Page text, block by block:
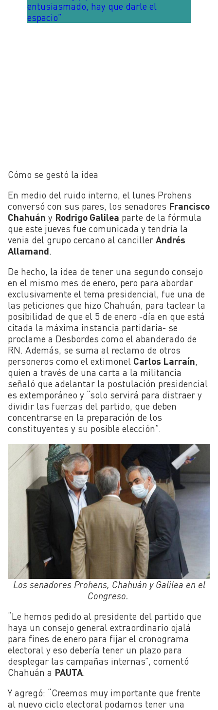
entusiasmado, hay que darle el
espacio”
Cómo se gestó la idea
En medio del ruido interno, el lunes Prohens
conversó con sus pares, los senadores Francisco
Chahuán y Rodrigo Galilea parte de la fórmula
que este jueves fue comunicada y tendría la
venia del grupo cercano al canciller Andrés
Allamand.
De hecho, la idea de tener una segundo consejo
en el mismo mes de enero, pero para abordar
exclusivamente el tema presidencial, fue una de
las peticiones que hizo Chahuán, para taclear la
posibilidad de que el 5 de enero -día en que está
citada la máxima instancia partidaria- se
proclame a Desbordes como el abanderado de
RN. Además, se suma al reclamo de otros
personeros como el extimonel Carlos Larraín,
quien a través de una carta a la militancia
señaló que adelantar la postulación presidencial
es extemporáneo y “solo servirá para distraer y
dividir las fuerzas del partido, que deben
concentrarse en la preparación de los
constituyentes y su posible elección”.
Los senadores Prohens, Chahuán y Galilea en el
Congreso.
“Le hemos pedido al presidente del partido que
haya un consejo general extraordinario ojalá
para fines de enero para fijar el cronograma
electoral y eso debería tener un plazo para
desplegar las campañas internas”, comentó
Chahuán a PAUTA.
Y agregó: “Creemos muy importante que frente
al nuevo ciclo electoral podamos tener una